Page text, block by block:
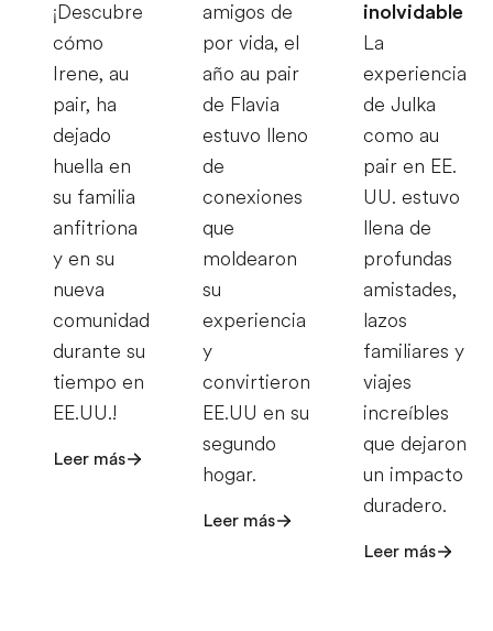
¡Descubre
cómo
Irene, au
pair, ha
dejado
huella en
su familia
anfitriona
y en su
nueva
comunidad
durante su
tiempo en
EE.UU.!
Leer más
amigos de
por vida, el
año au pair
de Flavia
estuvo lleno
de
conexiones
que
moldearon
su
experiencia
y
convirtieron
EE.UU en su
segundo
hogar.
Leer más
inolvidable
La
experiencia
de Julka
como au
pair en EE.
UU. estuvo
llena de
profundas
amistades,
lazos
familiares y
viajes
increíbles
que dejaron
un impacto
duradero.
Leer más